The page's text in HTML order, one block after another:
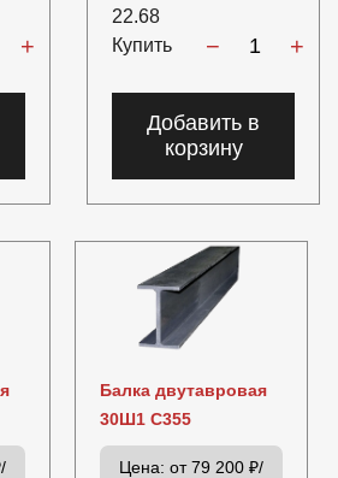
+
22.68
Купить
− +
Добавить в
корзину
Балка двутавровая
30Ш1 С355
Цена: от 79 200 ₽/